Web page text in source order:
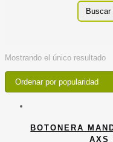
Mostrando el único resultado
BOTONERA
AXS